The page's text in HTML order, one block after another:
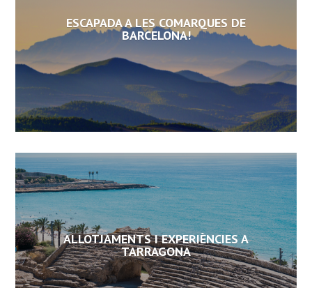
ESCAPADA A LES COMARQUES DE
BARCELONA!
ALLOTJAMENTS I EXPERIÈNCIES A
TARRAGONA